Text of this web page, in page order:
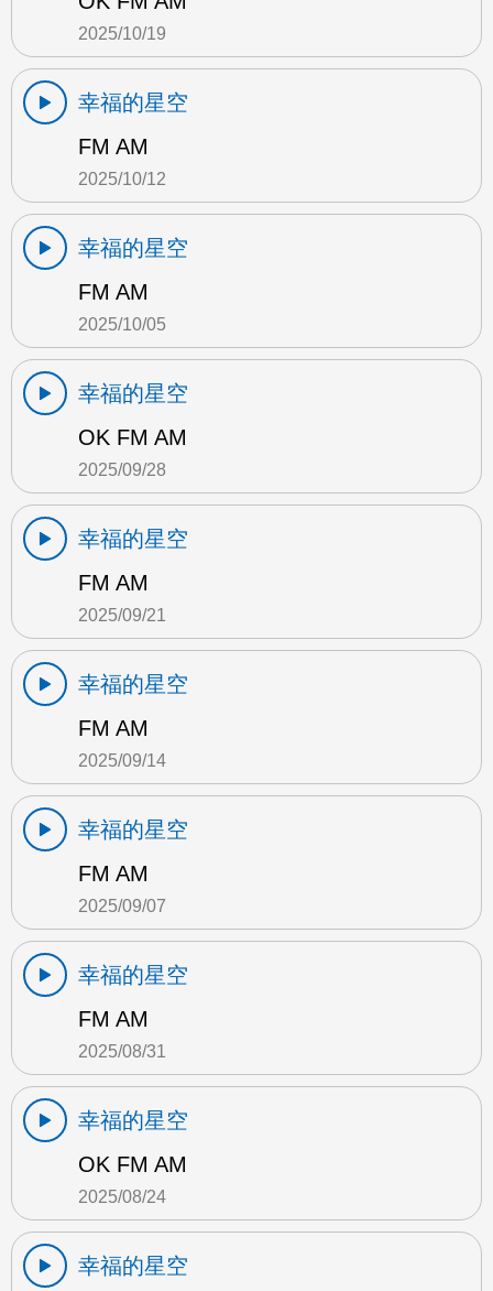
2025/10/19
幸福的星空
FM AM
2025/10/12
幸福的星空
FM AM
2025/10/05
幸福的星空
OK FM AM
2025/09/28
幸福的星空
FM AM
2025/09/21
幸福的星空
FM AM
2025/09/14
幸福的星空
FM AM
2025/09/07
幸福的星空
FM AM
2025/08/31
幸福的星空
OK FM AM
2025/08/24
幸福的星空